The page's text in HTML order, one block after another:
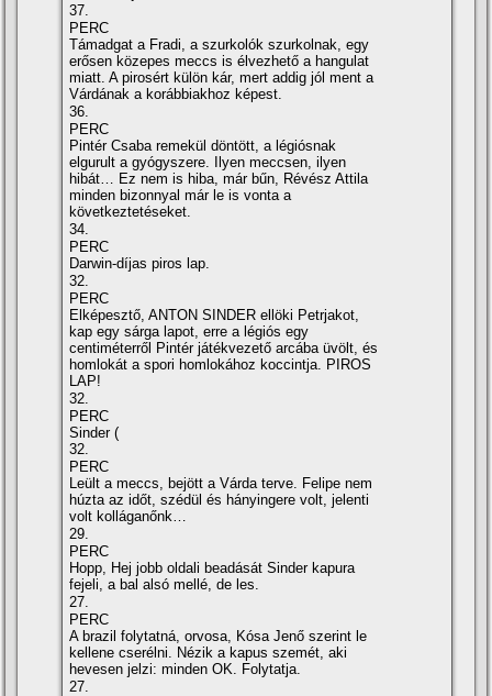
37.
PERC
Támadgat a Fradi, a szurkolók szurkolnak, egy
erősen közepes meccs is élvezhető a hangulat
miatt. A pirosért külön kár, mert addig jól ment a
Várdának a korábbiakhoz képest.
36.
PERC
Pintér Csaba remekül döntött, a légiósnak
elgurult a gyógyszere. Ilyen meccsen, ilyen
hibát… Ez nem is hiba, már bűn, Révész Attila
minden bizonnyal már le is vonta a
következtetéseket.
34.
PERC
Darwin-dí­jas piros lap.
32.
PERC
Elképesztő, ANTON SINDER ellöki Petrjakot,
kap egy sárga lapot, erre a légiós egy
centiméterről Pintér játékvezető arcába üvölt, és
homlokát a spori homlokához koccintja. PIROS
LAP!
32.
PERC
Sinder (
32.
PERC
Leült a meccs, bejött a Várda terve. Felipe nem
húzta az időt, szédül és hányingere volt, jelenti
volt kolláganőnk…
29.
PERC
Hopp, Hej jobb oldali beadását Sinder kapura
fejeli, a bal alsó mellé, de les.
27.
PERC
A brazil folytatná, orvosa, Kósa Jenő szerint le
kellene cserélni. Nézik a kapus szemét, aki
hevesen jelzi: minden OK. Folytatja.
27.